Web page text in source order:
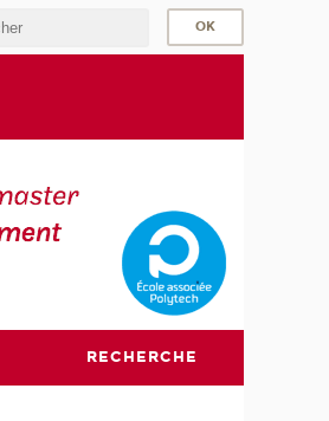
RECHERCHE